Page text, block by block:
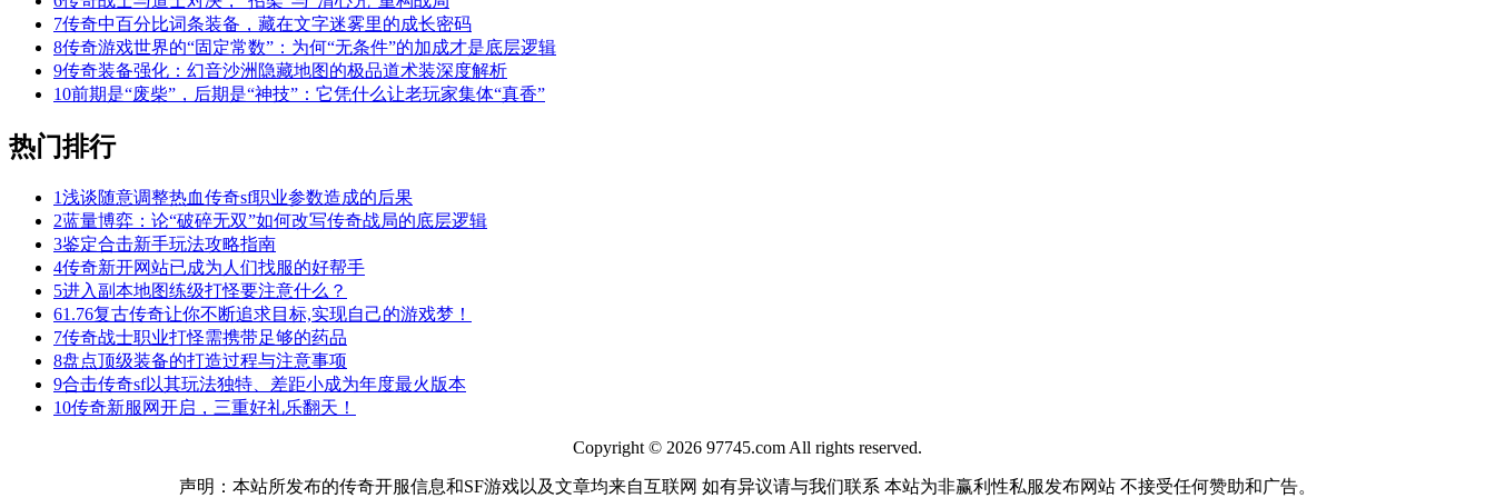
7传奇中百分比词条装备，藏在文字迷雾里的成长密码
8传奇游戏世界的“固定常数”：为何“无条件”的加成才是底层逻辑
9传奇装备强化：幻音沙洲隐藏地图的极品道术装深度解析
10前期是“废柴”，后期是“神技”：它凭什么让老玩家集体“真香”
热门排行
1浅谈随意调整热血传奇sf职业参数造成的后果
2蓝量博弈：论“破碎无双”如何改写传奇战局的底层逻辑
3鉴定合击新手玩法攻略指南
4传奇新开网站已成为人们找服的好帮手
5进入副本地图练级打怪要注意什么？
61.76复古传奇让你不断追求目标,实现自己的游戏梦！
7传奇战士职业打怪需携带足够的药品
8盘点顶级装备的打造过程与注意事项
9合击传奇sf以其玩法独特、差距小成为年度最火版本
10传奇新服网开启，三重好礼乐翻天！
Copyright © 2026 97745.com All rights reserved.
声明：本站所发布的传奇开服信息和SF游戏以及文章均来自互联网 如有异议请与我们联系 本站为非赢利性私服发布网站 不接受任何赞助和广告。